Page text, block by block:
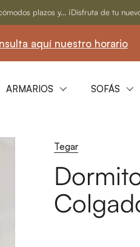
plazos y... ¡Disfruta de tu
nuestro horario
ARMARIOS SOFÁS
Tegar